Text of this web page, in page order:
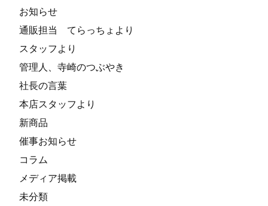
お知らせ
通販担当 てらっちょより
スタッフより
管理人、寺崎のつぶやき
社長の言葉
本店スタッフより
新商品
催事お知らせ
コラム
メディア掲載
未分類